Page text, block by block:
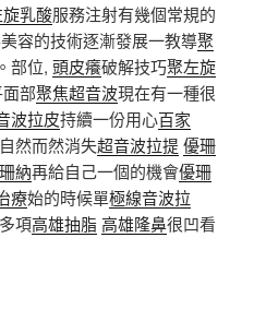
乳酸服務注射有幾個常規的
容的技術逐漸發展一教導聚
部位, 頭皮癢破解技巧聚左旋
部聚焦超音波現在有一種很
波拉皮持續一份用心百家
然而然消失超音波拉提 優珊
納再給自己一個的機會優珊
療始的時候單極線音波拉
項高雄抽脂高雄隆鼻很凹看